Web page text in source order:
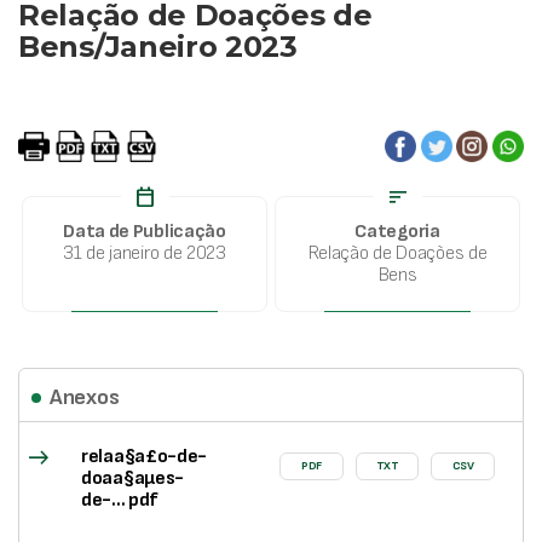
Relação de Doações de
Bens/Janeiro 2023
calendar_today
Data de Publicação
31 de janeiro de 2023
sort
Categoria
Relação de Doações de
Bens
Anexos
east
relaa§a£o-de-
doaa§aµes-
de-... pdf
PDF TXT CSV